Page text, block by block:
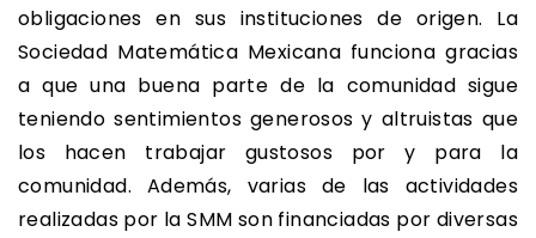
obligaciones en sus instituciones de origen. La
Sociedad Matemática Mexicana funciona gracias
a que una buena parte de la comunidad sigue
teniendo sentimientos generosos y altruistas que
los hacen trabajar gustosos por y para la
comunidad. Además, varias de las actividades
realizadas por la SMM son financiadas por diversas